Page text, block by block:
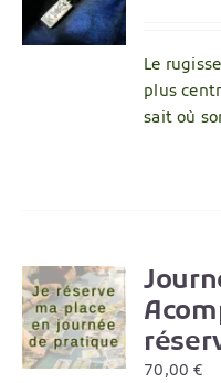
Le
plus
sait où
70,00€